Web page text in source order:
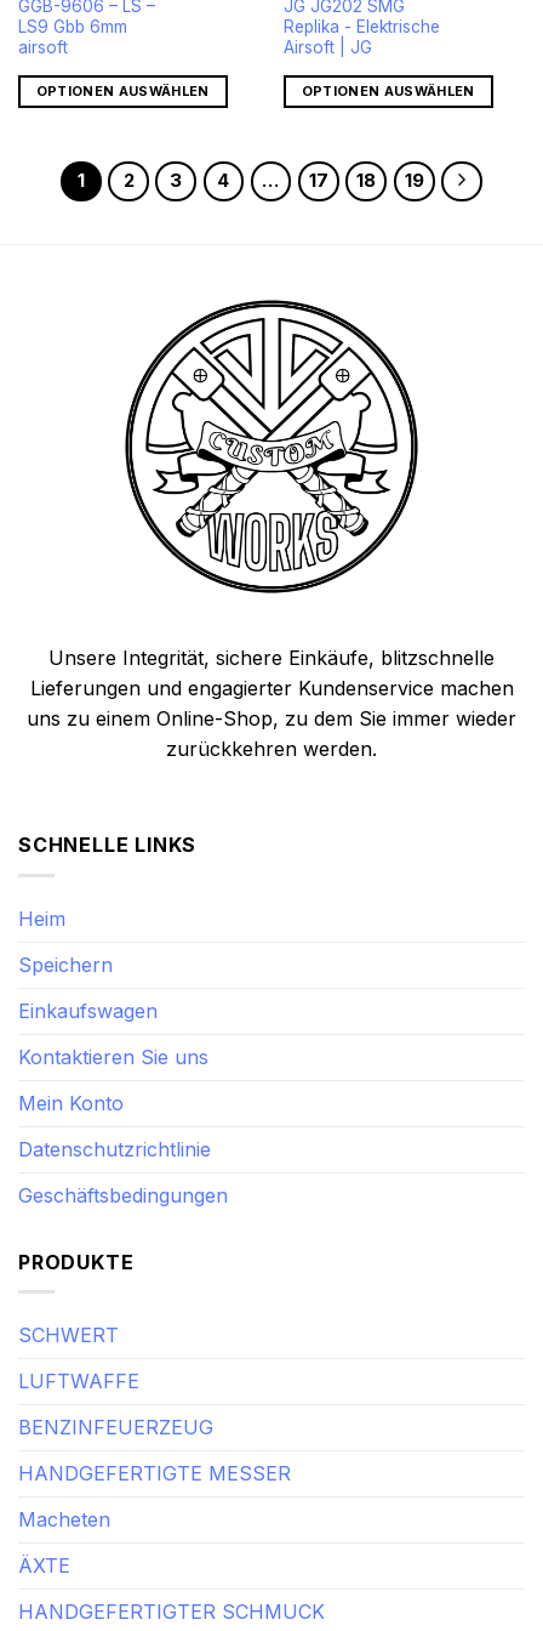
GGB-9606 – LS –
LS9 Gbb 6mm
airsoft
OPTIONEN AUSWÄHLEN
JG JG202 SMG
Replika - Elektrische
Airsoft | JG
OPTIONEN AUSWÄHLEN
1 2 3 4 … 17 18 19
Unsere Integrität, sichere Einkäufe, blitzschnelle
Lieferungen und engagierter Kundenservice machen
uns zu einem Online-Shop, zu dem Sie immer wieder
zurückkehren werden.
SCHNELLE LINKS
Heim
Speichern
Einkaufswagen
Kontaktieren Sie uns
Mein Konto
Datenschutzrichtlinie
Geschäftsbedingungen
PRODUKTE
SCHWERT
LUFTWAFFE
BENZINFEUERZEUG
HANDGEFERTIGTE MESSER
Macheten
ÄXTE
HANDGEFERTIGTER SCHMUCK